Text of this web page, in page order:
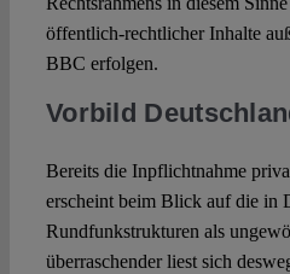
öffentlich-rechtlicher Inhalte
BBC erfolgen.
Vorbild
Bereits die Inpflichtnahme
erscheint beim Blick auf die in
Rundfunkstrukturen als
überraschender liest sich